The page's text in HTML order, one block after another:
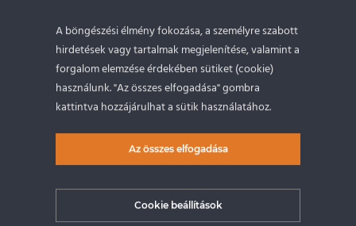
40 perces drift oktatás
3 órás drift oktatás
Nyári DRIFT gyerek tábor
A böngészési élmény fokozása, a személyre szabott
hirdetések vagy tartalmak megjelenítése, valamint a
forgalom elemzése érdekében sütiket (cookie)
használunk. "Az összes elfogadása" gombra
kattintva hozzájárulhat a sütik használatához.
Az összes elfogadása
Cookie beállítások